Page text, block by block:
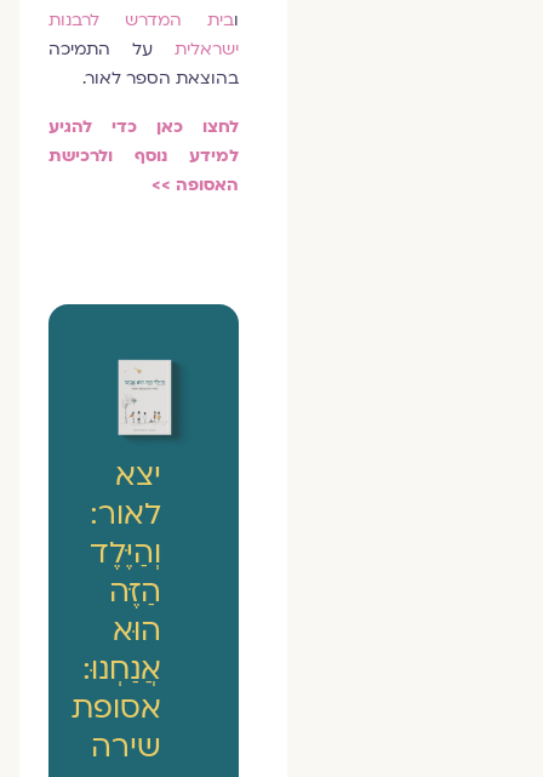
בית המדרש לרבנות
ישראליתעל התמיכה
בהוצאת הספר לאור.
לחצו כאן כדי להגיע
למידע נוסף ולרכישת
האסופה >>
יצא
לאור:
וְהַיֶּלֶד
הַזֶּה
הוּא
אֲנַחְנוּ:
אסופת
שירה